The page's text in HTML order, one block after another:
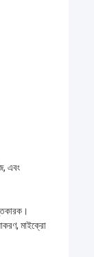
এবং
মাইক্রো